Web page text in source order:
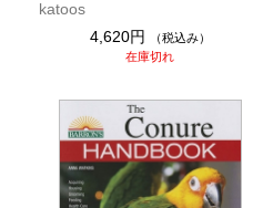
katoos
4,620円
（税込み）
在庫切れ